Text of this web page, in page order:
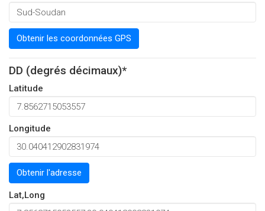
Obtenir les coordonnées GPS
DD (degrés décimaux)*
Latitude
Longitude
Obtenir l'adresse
Lat,Long